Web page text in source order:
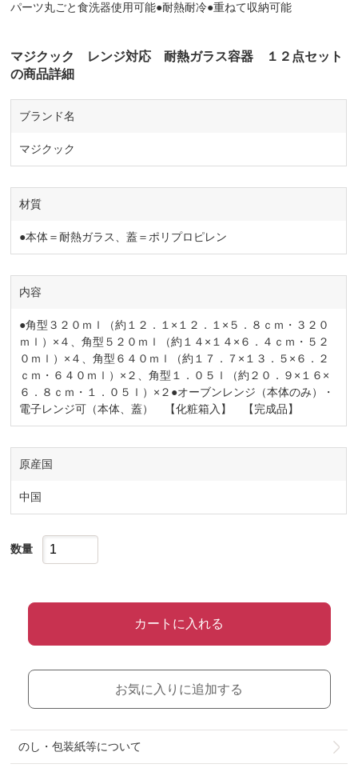
パーツ丸ごと食洗器使用可能●耐熱耐冷●重ねて収納可能
マジクック レンジ対応 耐熱ガラス容器 １２点セット
の商品詳細
ブランド名
マジクック
材質
●本体＝耐熱ガラス、蓋＝ポリプロピレン
内容
●角型３２０ｍｌ（約１２．１×１２．１×５．８ｃｍ・３２０
ｍｌ）×４、角型５２０ｍｌ（約１４×１４×６．４ｃｍ・５２
０ｍｌ）×４、角型６４０ｍｌ（約１７．７×１３．５×６．２
ｃｍ・６４０ｍｌ）×２、角型１．０５ｌ（約２０．９×１６×
６．８ｃｍ・１．０５ｌ）×２●オーブンレンジ（本体のみ）・
電子レンジ可（本体、蓋） 【化粧箱入】 【完成品】
原産国
中国
数量
カートに入れる
お気に入りに追加する
のし・包装紙等について